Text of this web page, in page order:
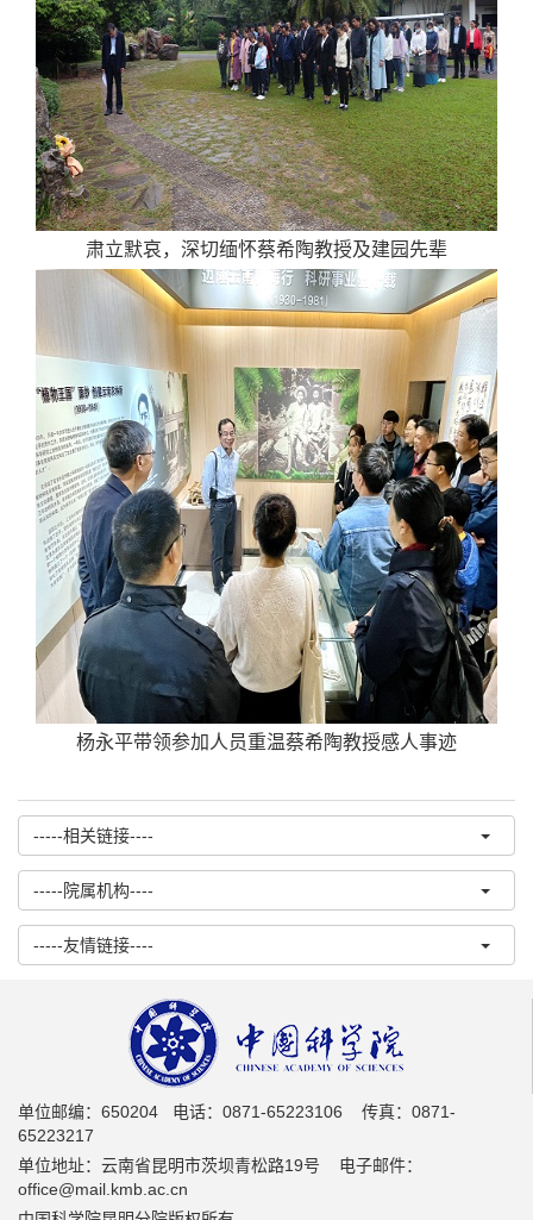
肃立默哀，深切缅怀蔡希陶教授及建园先辈
杨永平带领参加人员重温蔡希陶教授感人事迹
-----相关链接----
-----院属机构----
-----友情链接----
单位邮编：650204 电话：0871-65223106 传真：0871-
65223217
单位地址：云南省昆明市茨坝青松路19号 电子邮件：
office@mail.kmb.ac.cn